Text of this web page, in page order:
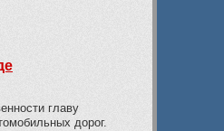
главу
дорог.